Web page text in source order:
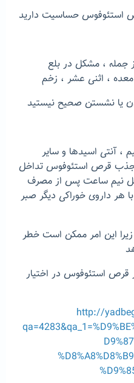
استئوفوس حساسیت دارید
جمله ، مشکل در بلع
، اثنی عشر ، زخم
آنتی اسیدها و سایر
جذب قرص استئوفوس تداخل
نیم ساعت پس از مصرف
میلی گرم با هر داروی خوراکی دیگر صبر
این امر ممکن است خطر
قرص استئوفوس در اختیار
http://